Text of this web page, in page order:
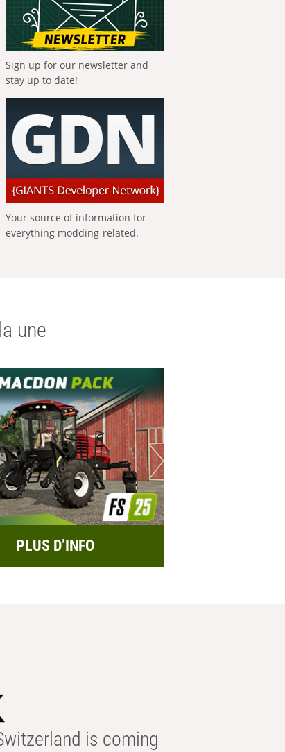
Sign up for our newsletter and
stay up to date!
Your source of information for
everything modding-related.
une
PLUS D’INFO
is coming